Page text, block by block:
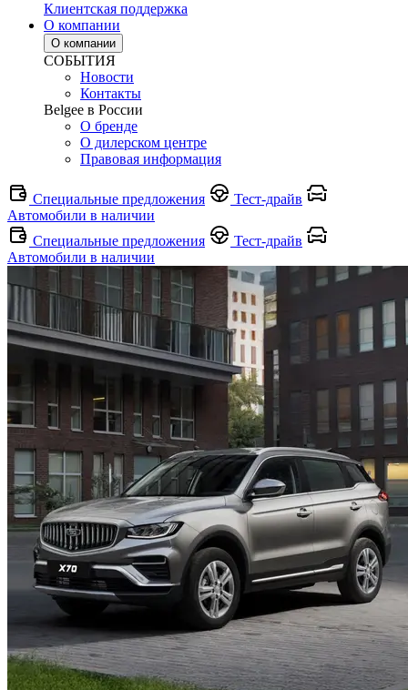
Клиентская поддержка
О компании
О компании
СОБЫТИЯ
Новости
Контакты
Belgee в России
О бренде
О дилерском центре
Правовая информация
Специальные предложения
Тест-драйв
Автомобили в наличии
Специальные предложения
Тест-драйв
Автомобили в наличии